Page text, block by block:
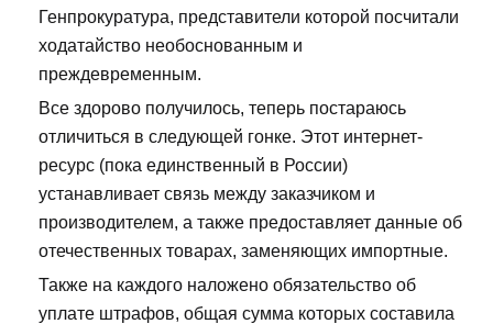
Генпрокуратура, представители которой посчитали
ходатайство необоснованным и
преждевременным.
Все здорово получилось, теперь постараюсь
отличиться в следующей гонке. Этот интернет-
ресурс (пока единственный в России)
устанавливает связь между заказчиком и
производителем, а также предоставляет данные об
отечественных товарах, заменяющих импортные.
Также на каждого наложено обязательство об
уплате штрафов, общая сумма которых составила